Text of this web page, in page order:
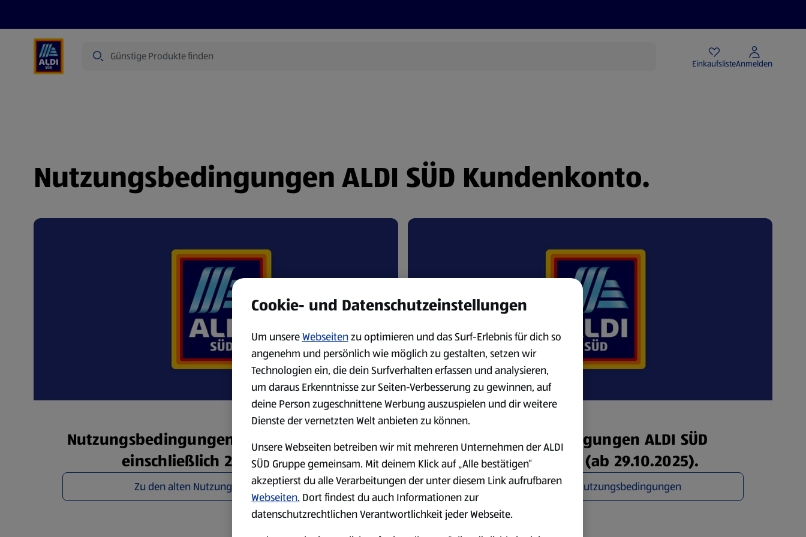
EinkaufslisteAnmelden
Nutzungsbedingungen ALDI SÜD Kundenkonto.
Nutzungsbedingungen ALDI Account (bis
einschließlich 28.10.2025).
Zu den alten Nutzungsbedingungen
Nutzungsbedingungen ALDI SÜD
Kundenkonto (ab 29.10.2025).
Zu den aktuellen Nutzungsbedingungen
Cookie- und Datenschutzeinstellungen
Um unsereWebseitenzu optimieren und das Surf-Erlebnis für dich so
angenehm und persönlich wie möglich zu gestalten, setzen wir
Technologien ein, die dein Surfverhalten erfassen und analysieren,
um daraus Erkenntnisse zur Seiten-Verbesserung zu gewinnen, auf
deine Person zugeschnittene Werbung auszuspielen und dir weitere
Dienste der vernetzten Welt anbieten zu können.
Unsere Webseiten betreiben wir mit mehreren Unternehmen der ALDI
SÜD Gruppe gemeinsam. Mit deinem Klick auf „Alle bestätigen“
akzeptierst du alle Verarbeitungen der unter diesem Link aufrufbaren
Webseiten. Dort findest du auch Informationen zur
datenschutzrechtlichen Verantwortlichkeit jeder Webseite.